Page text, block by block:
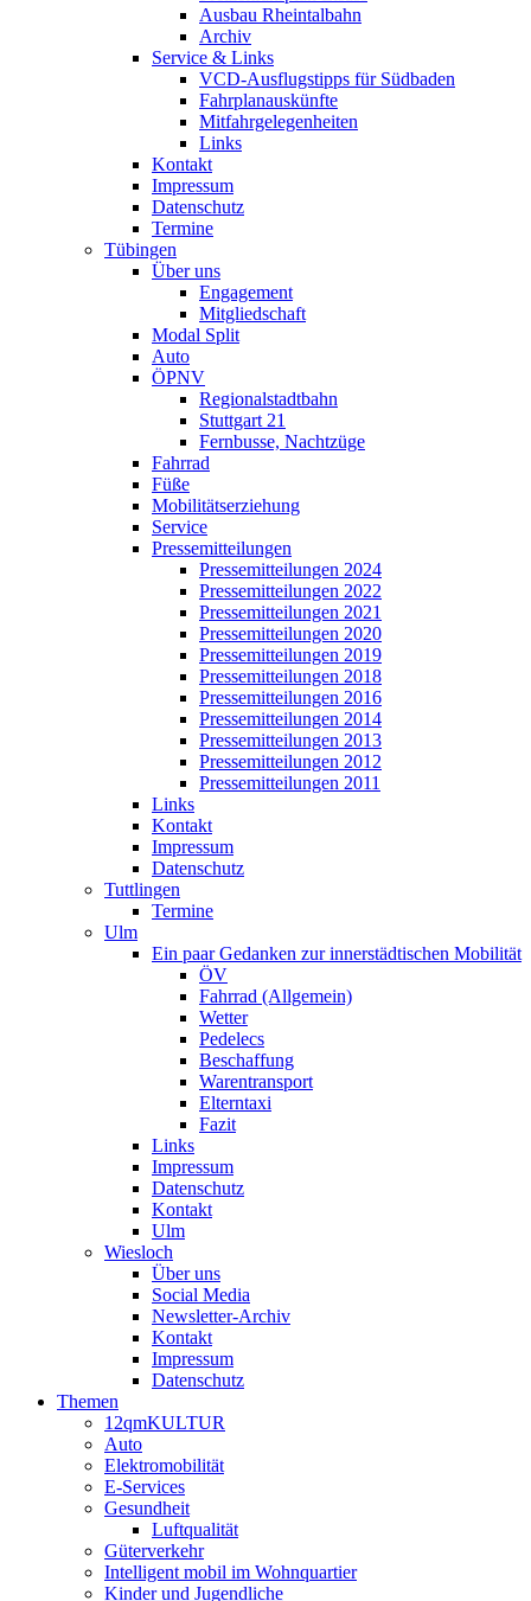
Ausbau Rheintalbahn
Archiv
Service & Links
VCD-Ausflugstipps für Südbaden
Fahrplanauskünfte
Mitfahrgelegenheiten
Links
Kontakt
Impressum
Datenschutz
Termine
Tübingen
Über uns
Engagement
Mitgliedschaft
Modal Split
Auto
ÖPNV
Regionalstadtbahn
Stuttgart 21
Fernbusse, Nachtzüge
Fahrrad
Füße
Mobilitätserziehung
Service
Pressemitteilungen
Pressemitteilungen 2024
Pressemitteilungen 2022
Pressemitteilungen 2021
Pressemitteilungen 2020
Pressemitteilungen 2019
Pressemitteilungen 2018
Pressemitteilungen 2016
Pressemitteilungen 2014
Pressemitteilungen 2013
Pressemitteilungen 2012
Pressemitteilungen 2011
Links
Kontakt
Impressum
Datenschutz
Tuttlingen
Termine
Ulm
Ein paar Gedanken zur innerstädtischen Mobilität
ÖV
Fahrrad (Allgemein)
Wetter
Pedelecs
Beschaffung
Warentransport
Elterntaxi
Fazit
Links
Impressum
Datenschutz
Kontakt
Ulm
Wiesloch
Über uns
Social Media
Newsletter-Archiv
Kontakt
Impressum
Datenschutz
Themen
12qmKULTUR
Auto
Elektromobilität
E-Services
Gesundheit
Luftqualität
Güterverkehr
Intelligent mobil im Wohnquartier
Kinder und Jugendliche